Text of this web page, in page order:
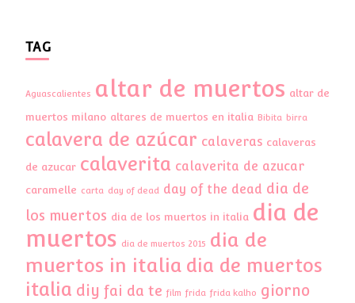
TAG
Aguascalientes altar de muertos altar de
muertos milano altares de muertos en italia Bibita birra
calavera de azúcar calaveras calaveras
de azucar calaverita calaverita de azucar
caramelle carta day of dead day of the dead dia de
los muertos dia de los muertos in italia dia de
muertos dia de muertos 2015 dia de
muertos in italia dia de muertos
italia diy fai da te film frida frida kalho giorno